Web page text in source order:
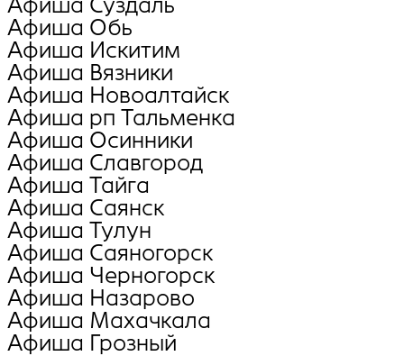
Афиша Суздаль
Афиша Обь
Афиша Искитим
Афиша Вязники
Афиша Новоалтайск
Афиша рп Тальменка
Афиша Осинники
Афиша Славгород
Афиша Тайга
Афиша Саянск
Афиша Тулун
Афиша Саяногорск
Афиша Черногорск
Афиша Назарово
Афиша Махачкала
Афиша Грозный